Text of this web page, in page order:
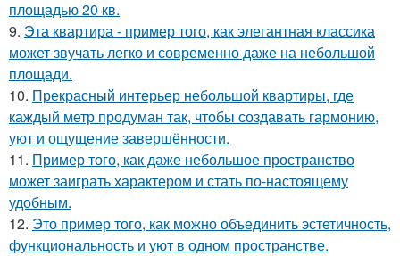
площадью 20 кв.
9. Эта квартира - пример того, как элегантная классика
может звучать легко и современно даже на небольшой
площади.
10. Прекрасный интерьер небольшой квартиры, где
каждый метр продуман так, чтобы создавать гармонию,
уют и ощущение завершённости.
11. Пример того, как даже небольшое пространство
может заиграть характером и стать по-настоящему
удобным.
12. Это пример того, как можно объединить эстетичность,
функциональность и уют в одном пространстве.